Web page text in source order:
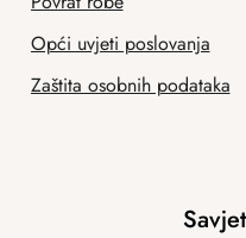
Opći uvjeti poslovanja
Zaštita osobnih podataka